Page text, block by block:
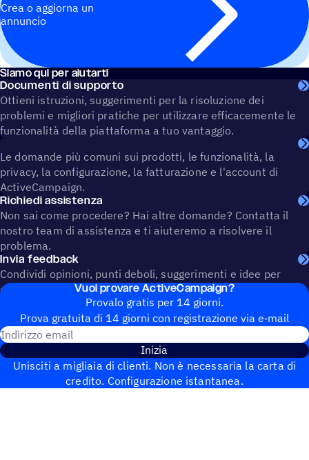
Crea o aggiorna un
annuncio
Siamo qui per aiutarti
Documenti di supporto
Ottieni istruzioni, suggerimenti per la risoluzione dei
problemi e migliori pratiche per utilizzare efficacemente le
funzionalità della piattaforma a tuo vantaggio.
Le domande più comuni sui prodotti, le funzionalità, la
privacy, la configurazione, la fatturazione e l'account di
ActiveCampaign.
Richiedi assistenza
Non sai come procedere? Hai altre domande? Contatta il
nostro team di assistenza e ti aiuteremo a risolvere il
problema.
Invia feedback
Condividi opinioni, punti deboli, suggerimenti e idee per
contribuire a plasmare il futuro di ActiveCampaign.
Vuoi provare ActiveCampaign?
Provalo gratis per 14 giorni.
Prova gratuita di 14 giorni con regi­stra­zione via e‑mail
Inizia
Unisciti a migliaia di clienti. Non è necessaria la carta di
credito. Configurazione istantanea.